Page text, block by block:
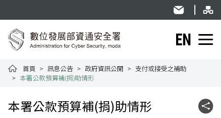
English
首頁 訊息公告 政府資訊公開
支付或接受之補助
本署公款預算補(捐)助情形
本署公款預算補(捐)助情形 社群